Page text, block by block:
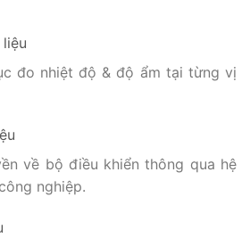
đo nhiệt độ & độ ẩm tại từng vị
về bộ điều khiển thông qua hệ
nghiệp.